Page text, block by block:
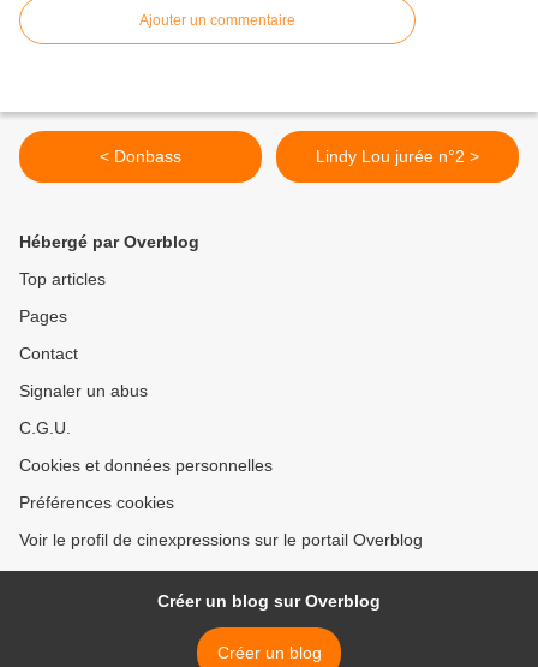
Ajouter un commentaire
< Donbass Lindy Lou jurée n°2 >
Hébergé par Overblog
Top articles
Pages
Contact
Signaler un abus
C.G.U.
Cookies et données personnelles
Préférences cookies
Voir le profil de cinexpressions sur le portail Overblog
Créer un blog sur Overblog
Créer un blog